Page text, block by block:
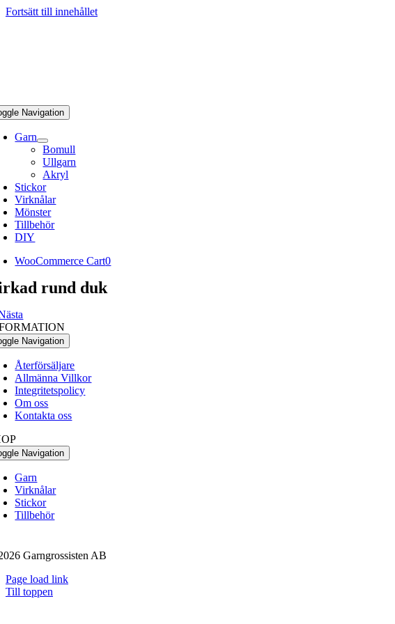
Fortsätt till innehållet
Navigation
Garn
Bomull
Ullgarn
Akryl
Stickor
Virknålar
Mönster
Tillbehör
DIY
WooCommerce Cart0
rund duk
Navigation
Återförsäljare
Allmänna Villkor
Integritetspolicy
Om oss
Kontakta oss
Navigation
Garn
Virknålar
Stickor
Tillbehör
Garngrossisten AB
Page load link
Till toppen